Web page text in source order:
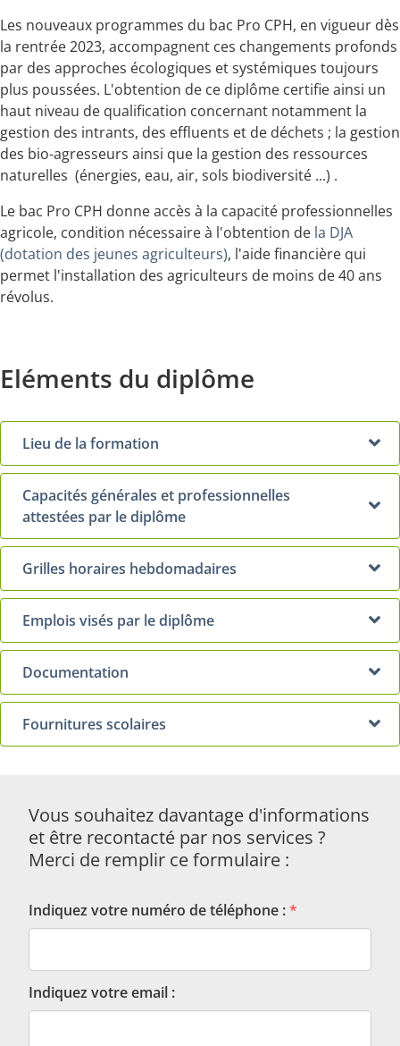
Les nouveaux programmes du bac Pro CPH, en vigueur dès
la rentrée 2023, accompagnent ces changements profonds
par des approches écologiques et systémiques toujours
plus poussées. L'obtention de ce diplôme certifie ainsi un
haut niveau de qualification concernant notamment la
gestion des intrants, des effluents et de déchets ; la gestion
des bio-agresseurs ainsi que la gestion des ressources
naturelles (énergies, eau, air, sols biodiversité ...) .
Le bac Pro CPH donne accès à la capacité professionnelles
agricole, condition nécessaire à l'obtention de la DJA
(dotation des jeunes agriculteurs), l'aide financière qui
permet l'installation des agriculteurs de moins de 40 ans
révolus.
Eléments du diplôme
Lieu de la formation
Capacités générales et professionnelles
attestées par le diplôme
Grilles horaires hebdomadaires
Disciplines professionnelles
Emplois visés par le diplôme
Documentation
Fournitures scolaires
Vous souhaitez davantage d'informations
et être recontacté par nos services ?
Merci de remplir ce formulaire :
Indiquez votre numéro de téléphone :*
Indiquez votre email :